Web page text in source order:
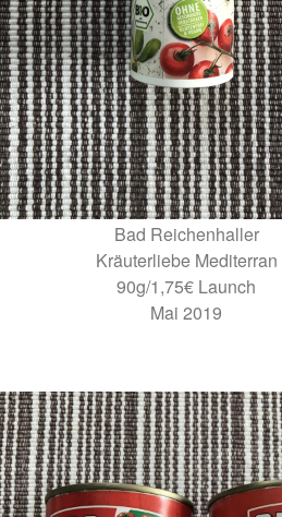
Bad Reichenhaller
Kräuterliebe Mediterran
90g/1,75€ Launch
Mai 2019